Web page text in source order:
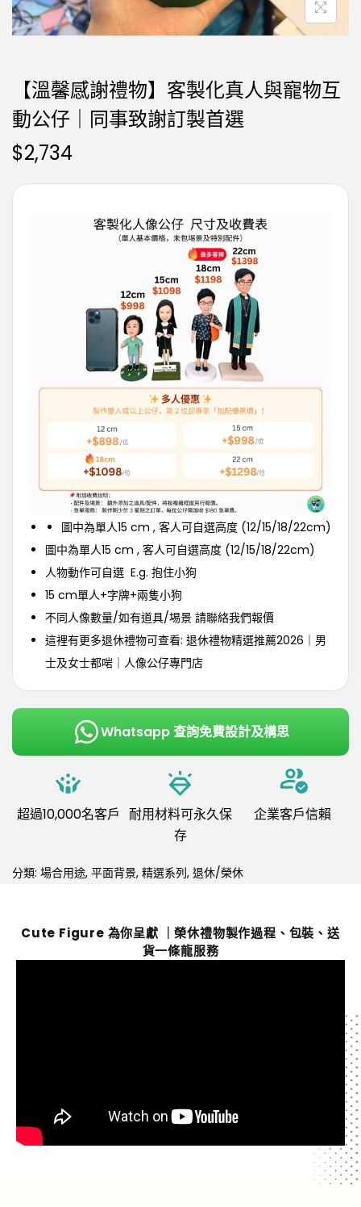
【溫馨感謝禮物】客製化真人與寵物互
動公仔｜同事致謝訂製首選
$2,734
圖中為單人15 cm , 客人可自選高度 (12/15/18/22cm)
圖中為單人15 cm , 客人可自選高度 (12/15/18/22cm)
人物動作可自選 E.g. 抱住小狗
15 cm單人+字牌+兩隻小狗
不同人像數量/如有道具/埸景 請聯絡我們報價
這裡有更多退休禮物可查看: 退休禮物精選推薦2026｜男
士及女士都啱｜人像公仔專門店
Whatsapp 查詢免費設計及構思
超過10,000名客戶 耐用材料可永久保
存
企業客戶信賴
分類: 場合用途, 平面背景, 精選系列, 退休/榮休
Cute Figure 為你呈獻 ｜榮休禮物製作過程、包裝、送
貨一條龍服務